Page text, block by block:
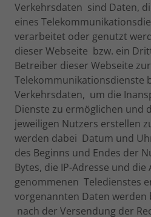
Verkehrsdaten sind Daten,
eines
verarbeitet oder genutzt
dieser Webseite bzw. ein
Betreiber dieser Webseite
Telekommunikationsdienste
Verkehrsdaten, um die
Dienste zu ermöglichen und
jeweiligen Nutzers erstellen
werden dabei Datum und
des Beginns und Endes der
Bytes, die IP-Adresse und
genommenen Teledienstes
vorgenannten Daten werden
nach der Versendung der